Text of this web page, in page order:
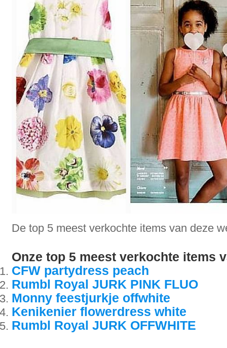
De top 5 meest verkochte items van deze
Onze top 5 meest verkochte items
CFW partydress peach
Rumbl Royal JURK PINK FLUO
Monny feestjurkje offwhite
Kenikenier flowerdress white
Rumbl Royal JURK OFFWHITE